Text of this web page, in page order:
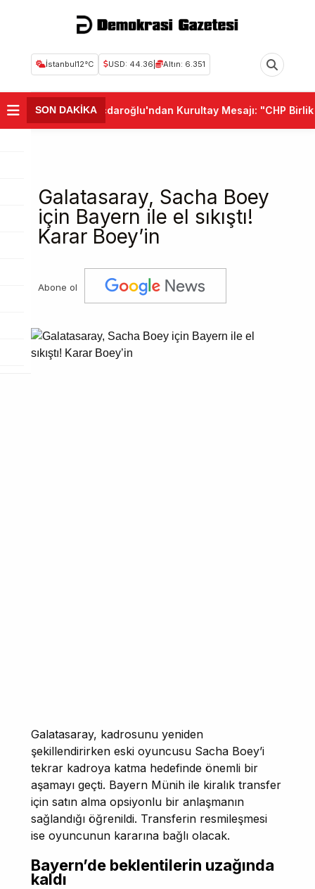
İstanbul12°C USD: 44.36 Altın: 6.351
SON DAKİKA
•Kemal Kılıçdaroğlu'ndan Kurultay Mesajı: "CHP Birlik
Galatasaray, Sacha Boey
için Bayern ile el sıkıştı!
Karar Boey’in
Abone ol
Galatasaray, kadrosunu yeniden
şekillendirirken eski oyuncusu Sacha Boey’i
tekrar kadroya katma hedefinde önemli bir
aşamayı geçti. Bayern Münih ile kiralık transfer
için satın alma opsiyonlu bir anlaşmanın
sağlandığı öğrenildi. Transferin resmileşmesi
ise oyuncunun kararına bağlı olacak.
Bayern’de beklentilerin uzağında
kaldı